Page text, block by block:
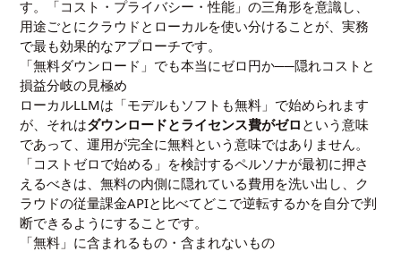
す。「コスト・プライバシー・性能」の三角形を意識し、
用途ごとにクラウドとローカルを使い分けることが、実務
で最も効果的なアプローチです。
「無料ダウンロード」でも本当にゼロ円か──隠れコストと
損益分岐の見極め
ローカルLLMは「モデルもソフトも無料」で始められます
が、それはダウンロードとライセンス費がゼロ という意味
であって、運用が完全に無料という意味ではありません。
「コストゼロで始める」を検討するペルソナが最初に押さ
えるべきは、無料の内側に隠れている費用を洗い出し、ク
ラウドの従量課金APIと比べてどこで逆転するかを自分で判
断できるようにすることです。
「無料」に含まれるもの・含まれないもの